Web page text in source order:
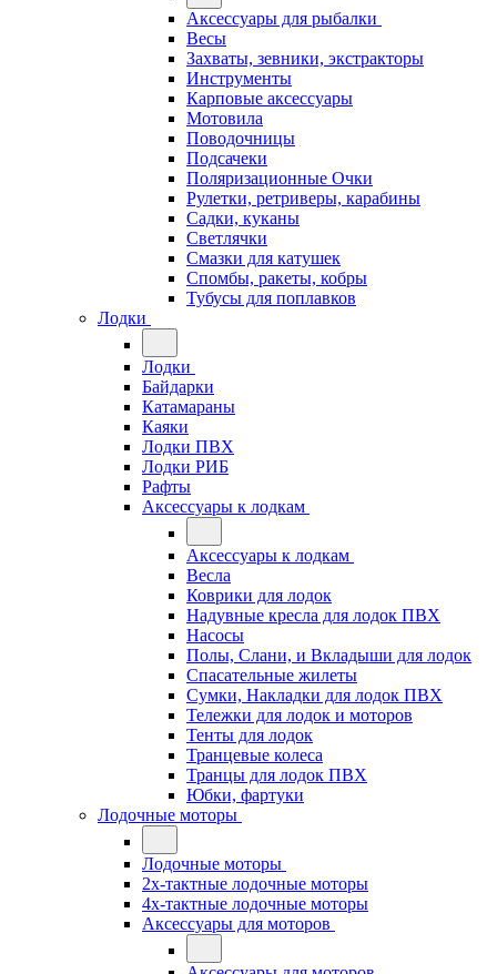
Аксессуары для рыбалки
Весы
Захваты, зевники, экстракторы
Инструменты
Карповые аксессуары
Мотовила
Поводочницы
Подсачеки
Поляризационные Очки
Рулетки, ретриверы, карабины
Садки, куканы
Светлячки
Смазки для катушек
Спомбы, ракеты, кобры
Тубусы для поплавков
Лодки
Лодки
Байдарки
Катамараны
Каяки
Лодки ПВХ
Лодки РИБ
Рафты
Аксессуары к лодкам
Аксессуары к лодкам
Весла
Коврики для лодок
Надувные кресла для лодок ПВХ
Насосы
Полы, Слани, и Вкладыши для лодок
Спасательные жилеты
Сумки, Накладки для лодок ПВХ
Тележки для лодок и моторов
Тенты для лодок
Транцевые колеса
Транцы для лодок ПВХ
Юбки, фартуки
Лодочные моторы
Лодочные моторы
2х-тактные лодочные моторы
4х-тактные лодочные моторы
Аксессуары для моторов